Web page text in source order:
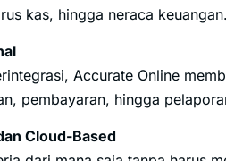
kas, hingga neraca keuangan.
Accurate Online
pembayaran, hingga
Cloud-Based